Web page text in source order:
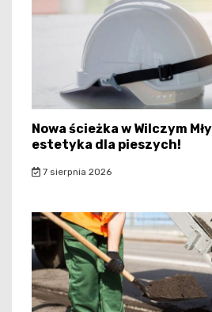
Nowa ścieżka w Wilczym
estetyka dla pieszych!
7 sierpnia 2026